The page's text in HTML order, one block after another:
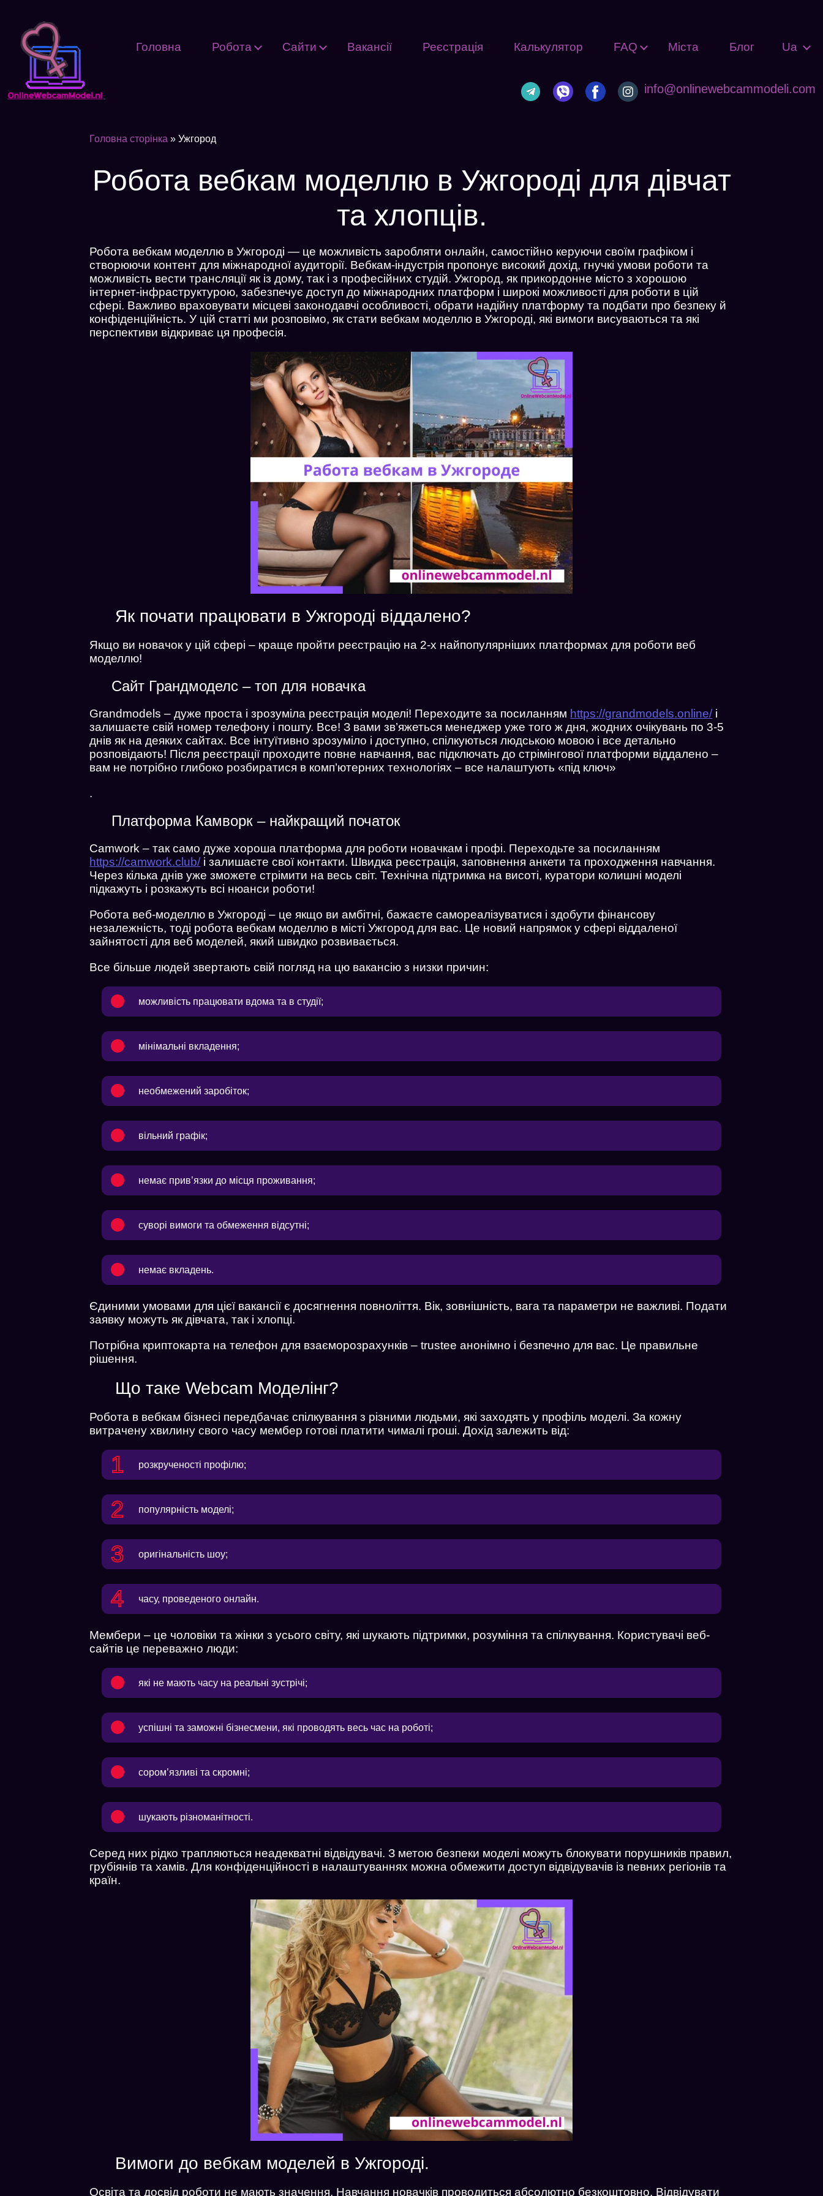
Головна Робота Сайти Вакансії Реєстрація Калькулятор FAQ Міста Блог Ua
info@onlinewebcammodeli.com
Головна сторінка »Ужгород
Робота вебкам моделлю в Ужгороді для дівчат
та хлопців.
Робота вебкам моделлю в Ужгороді — це можливість заробляти онлайн, самостійно керуючи своїм графіком і
створюючи контент для міжнародної аудиторії. Вебкам-індустрія пропонує високий дохід, гнучкі умови роботи та
можливість вести трансляції як із дому, так і з професійних студій. Ужгород, як прикордонне місто з хорошою
інтернет-інфраструктурою, забезпечує доступ до міжнародних платформ і широкі можливості для роботи в цій
сфері. Важливо враховувати місцеві законодавчі особливості, обрати надійну платформу та подбати про безпеку й
конфіденційність. У цій статті ми розповімо, як стати вебкам моделлю в Ужгороді, які вимоги висуваються та які
перспективи відкриває ця професія.
Як почати працювати в Ужгороді віддалено?
Якщо ви новачок у цій сфері – краще пройти реєстрацію на 2-х найпопулярніших платформах для роботи веб
моделлю!
Сайт Грандмоделс – топ для новачка
Grandmodels – дуже проста і зрозуміла реєстрація моделі! Переходите за посиланням https://grandmodels.online/і
залишаєте свій номер телефону і пошту. Все! З вами зв’яжеться менеджер уже того ж дня, жодних очікувань по 3-5
днів як на деяких сайтах. Все інтуїтивно зрозуміло і доступно, спілкуються людською мовою і все детально
розповідають! Після реєстрації проходите повне навчання, вас підключать до стрімінгової платформи віддалено –
вам не потрібно глибоко розбиратися в комп’ютерних технологіях – все налаштують «під ключ»
.
Платформа Камворк – найкращий початок
Camwork – так само дуже хороша платформа для роботи новачкам і профі. Переходьте за посиланням
https://camwork.club/і залишаєте свої контакти. Швидка реєстрація, заповнення анкети та проходження навчання.
Через кілька днів уже зможете стрімити на весь світ. Технічна підтримка на висоті, куратори колишні моделі
підкажуть і розкажуть всі нюанси роботи!
Робота веб-моделлю в Ужгороді – це якщо ви амбітні, бажаєте самореалізуватися і здобути фінансову
незалежність, тоді робота вебкам моделлю в місті Ужгород для вас. Це новий напрямок у сфері віддаленої
зайнятості для веб моделей, який швидко розвивається.
Все більше людей звертають свій погляд на цю вакансію з низки причин:
можливість працювати вдома та в студії;
мінімальні вкладення;
необмежений заробіток;
вільний графік;
немає прив’язки до місця проживання;
суворі вимоги та обмеження відсутні;
немає вкладень.
Єдиними умовами для цієї вакансії є досягнення повноліття. Вік, зовнішність, вага та параметри не важливі. Подати
заявку можуть як дівчата, так і хлопці.
Потрібна криптокарта на телефон для взаєморозрахунків – trustee анонімно і безпечно для вас. Це правильне
рішення.
Що таке Webcam Моделінг?
Робота в вебкам бізнесі передбачає спілкування з різними людьми, які заходять у профіль моделі. За кожну
витрачену хвилину свого часу мембер готові платити чималі гроші. Дохід залежить від:
розкрученості профілю;
популярність моделі;
оригінальність шоу;
часу, проведеного онлайн.
Мембери – це чоловіки та жінки з усього світу, які шукають підтримки, розуміння та спілкування. Користувачі веб-
сайтів це переважно люди:
які не мають часу на реальні зустрічі;
успішні та заможні бізнесмени, які проводять весь час на роботі;
сором’язливі та скромні;
шукають різноманітності.
Серед них рідко трапляються неадекватні відвідувачі. З метою безпеки моделі можуть блокувати порушників правил,
грубіянів та хамів. Для конфіденційності в налаштуваннях можна обмежити доступ відвідувачів із певних регіонів та
країн.
Вимоги до вебкам моделей в Ужгороді.
Освіта та досвід роботи не мають значення. Навчання новачків проводиться абсолютно безкоштовно. Відвідувати
Хочеш працювати моделлю в онлайн студії
чи дивитися на гарних моделей?
ХОЧУ РАБОТАТЬ